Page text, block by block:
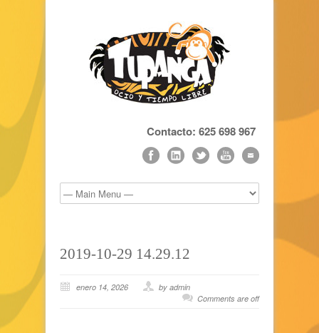
Contacto: 625 698 967
2019-10-29 14.29.12
enero 14, 2026
by admin
Comments are off